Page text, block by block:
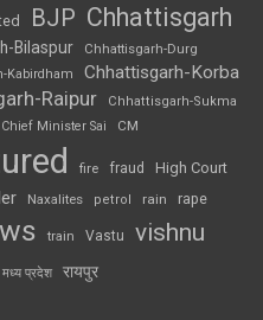
BJP Chhattisgarh
Bilaspur Chhattisgarh-Durg
Kabirdham Chhattisgarh-Korba
Raipur
Chhattisgarh-Sukma
Chief Minister Sai CM
fire fraud High Court
Naxalites petrol rain rape
train Vastu vishnu
मध्य प्रदेश रायपुर